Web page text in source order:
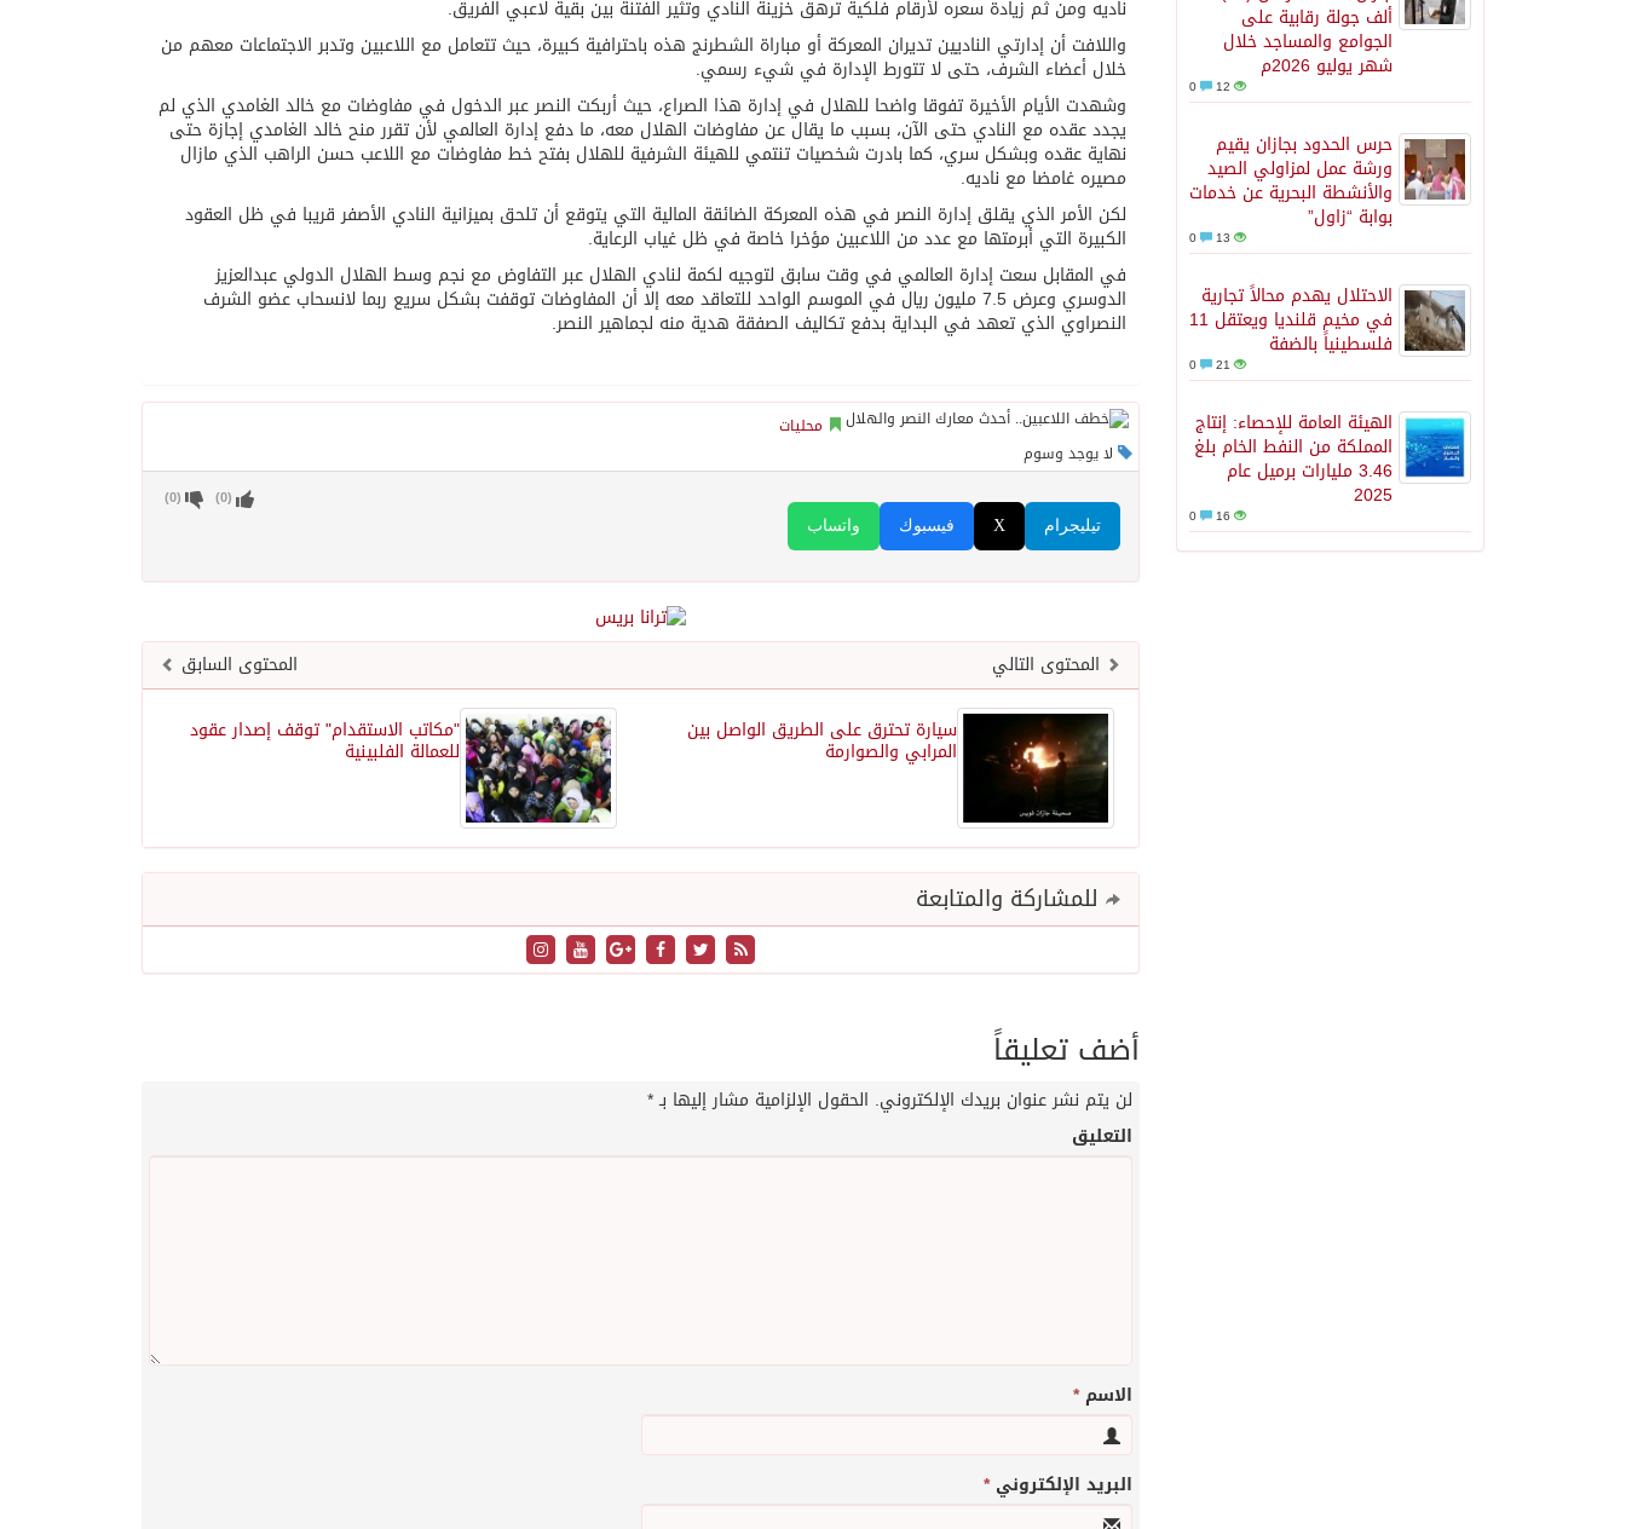
ألف جولة رقابية على
الجوامع والمساجد خلال
شهر يوليو 2026م
12
حرس الحدود بجازان يقيم
ورشة عمل لمزاولي الصيد
والأنشطة البحرية عن خدمات
بوابة “زاول”
13
الاحتلال يهدم محالاً تجارية
في مخيم قلنديا ويعتقل 11
فلسطينياً بالضفة
21
الهيئة العامة للإحصاء: إنتاج
المملكة من النفط الخام بلغ
3.46 مليارات برميل عام
2025
16
ناديه ومن ثم زيادة سعره لأرقام فلكية ترهق خزينة النادي وتثير الفتنة بين بقية لاعبي الفريق.
واللافت أن إدارتي الناديين تديران المعركة أو مباراة الشطرنج هذه باحترافية كبيرة، حيث تتعامل مع اللاعبين وتدبر الاجتماعات معهم من
خلال أعضاء الشرف، حتى لا تتورط الإدارة في شيء رسمي.
وشهدت الأيام الأخيرة تفوقا واضحا للهلال في إدارة هذا الصراع، حيث أربكت النصر عبر الدخول في مفاوضات مع خالد الغامدي الذي لم
يجدد عقده مع النادي حتى الآن، بسبب ما يقال عن مفاوضات الهلال معه، ما دفع إدارة العالمي لأن تقرر منح خالد الغامدي إجازة حتى
نهاية عقده وبشكل سري، كما بادرت شخصيات تنتمي للهيئة الشرفية للهلال بفتح خط مفاوضات مع اللاعب حسن الراهب الذي مازال
مصيره غامضا مع ناديه.
لكن الأمر الذي يقلق إدارة النصر في هذه المعركة الضائقة المالية التي يتوقع أن تلحق بميزانية النادي الأصفر قريبا في ظل العقود
الكبيرة التي أبرمتها مع عدد من اللاعبين مؤخرا خاصة في ظل غياب الرعاية.
في المقابل سعت إدارة العالمي في وقت سابق لتوجيه لكمة لنادي الهلال عبر التفاوض مع نجم وسط الهلال الدولي عبدالعزيز
الدوسري وعرض 7.5 مليون ريال في الموسم الواحد للتعاقد معه إلا أن المفاوضات توقفت بشكل سريع ربما لانسحاب عضو الشرف
النصراوي الذي تعهد في البداية بدفع تكاليف الصفقة هدية منه لجماهير النصر.
محليات
لا يوجد وسوم
واتساب فيسبوك X تيليجرام
(
0
) (
0
)
المحتوى السابق
المحتوى التالي
"مكاتب الاستقدام" توقف إصدار عقود
للعمالة الفلبينية
سيارة تحترق على الطريق الواصل بين
المرابي والصوارمة
للمشاركة والمتابعة
أضف تعليقاً
لن يتم نشر عنوان بريدك الإلكتروني. الحقول الإلزامية مشار إليها بـ*
التعليق
الاسم*
البريد الإلكتروني*